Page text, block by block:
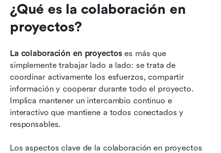
¿Qué es la colaboración en
proyectos?
La colaboración en proyectos es más que
simplemente trabajar lado a lado: se trata de
coordinar activamente los esfuerzos, compartir
información y cooperar durante todo el proyecto.
Implica mantener un intercambio continuo e
interactivo que mantiene a todos conectados y
responsables.
Los aspectos clave de la colaboración en proyectos